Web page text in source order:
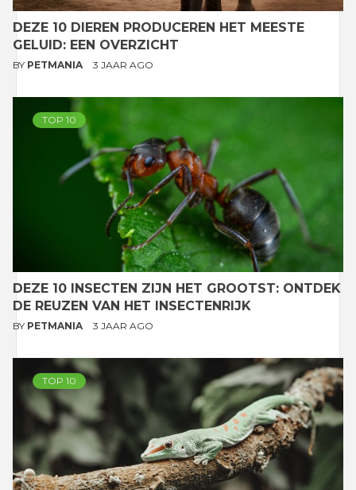
DEZE 10 DIEREN PRODUCEREN HET MEESTE
GELUID: EEN OVERZICHT
BY PETMANIA 3 JAAR AGO
TOP 10
DEZE 10 INSECTEN ZIJN HET GROOTST: ONTDEK
DE REUZEN VAN HET INSECTENRIJK
BY PETMANIA 3 JAAR AGO
TOP 10